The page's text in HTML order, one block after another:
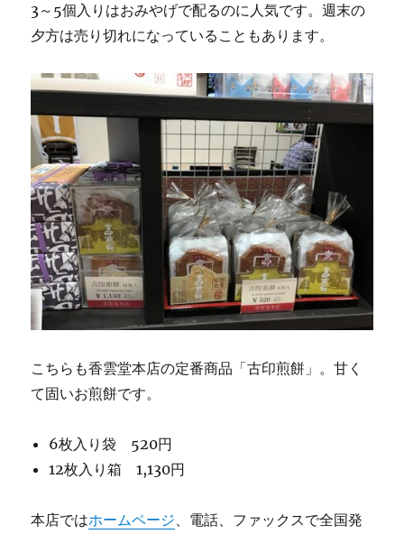
3～5個入りはおみやげで配るのに人気です。週末の
夕方は売り切れになっていることもあります。
こちらも香雲堂本店の定番商品「古印煎餅」。甘く
て固いお煎餅です。
6枚入り袋 520円
12枚入り箱 1,130円
本店ではホームページ 、電話、ファックスで全国発